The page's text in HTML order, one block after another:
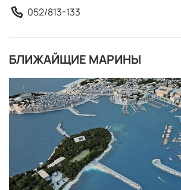
052/813-133
БЛИЖАЙЩИЕ МАРИНЫ
ЗАБРОНИРОВАТЬ